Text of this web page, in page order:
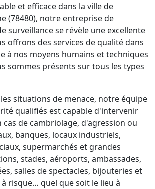
et efficace dans la ville de
(78480), notre entreprise de
surveillance se révèle une excellente
offrons des services de qualité dans
à nos moyens humains et techniques
sommes présents sur tous les types
situations de menace, notre équipe
qualifiés est capable d'intervenir
de cambriolage, d'agression ou
banques, locaux industriels,
supermarchés et grandes
stades, aéroports, ambassades,
salles de spectacles, bijouteries et
risque… quel que soit le lieu à